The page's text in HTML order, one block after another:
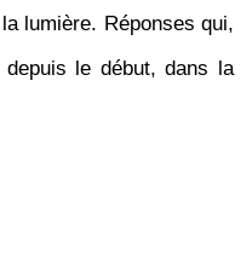
lumière. Réponses qui,
le début, dans la